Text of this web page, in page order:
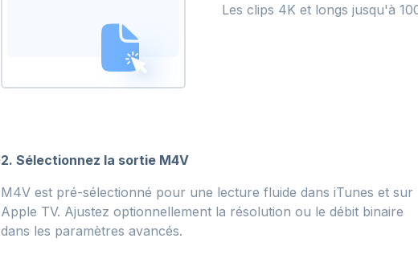
Les clips 4K et longs jusqu'à
2. Sélectionnez la sortie M4V
M4V est pré-sélectionné pour une lecture fluide dans iTunes et sur
Apple TV. Ajustez optionnellement la résolution ou le débit binaire
dans les paramètres avancés.